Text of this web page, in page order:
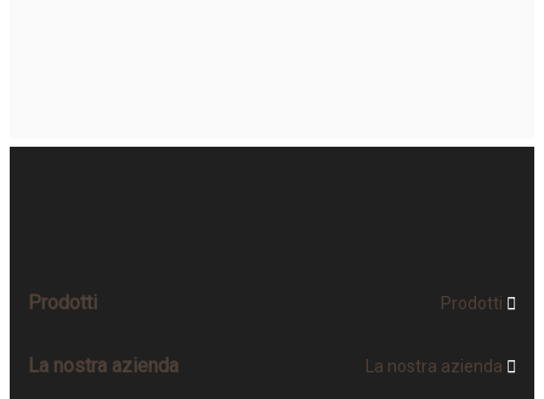
Prodotti Prodotti 
La nostra azienda La nostra azienda 